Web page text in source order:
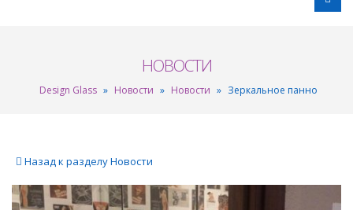
НОВОСТИ
Design Glass » Новости » Новости » Зеркальное панно
Назад к разделу Новости